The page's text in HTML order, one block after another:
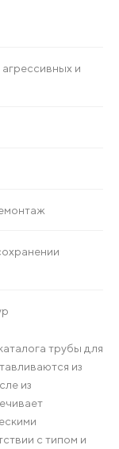
и
трубы для
из
из
с типом и